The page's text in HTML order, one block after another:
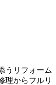
うリフォーム
理からフルリ